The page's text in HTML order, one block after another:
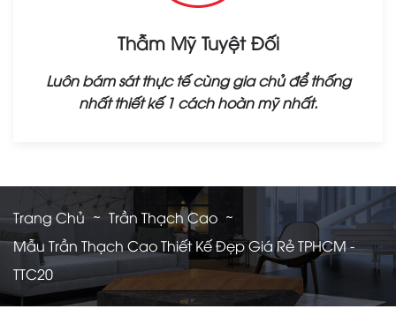
Thẫm Mỹ Tuyệt Đối
Luôn bám sát thực tế cùng gia chủ để thống
nhất thiết kế 1 cách hoàn mỹ nhất.
Trang Chủ
Trần Thạch Cao
Mẫu Trần Thạch Cao Thiết Kế Đẹp Giá Rẻ TPHCM -
TTC20